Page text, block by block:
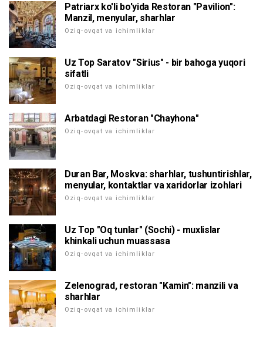
Patriarx ko'li bo'yida Restoran "Pavilion":
Manzil, menyular, sharhlar
Oziq-ovqat va ichimliklar
Uz Top Saratov "Sirius" - bir bahoga yuqori
sifatli
Oziq-ovqat va ichimliklar
Arbatdagi Restoran "Chayhona"
Oziq-ovqat va ichimliklar
Duran Bar, Moskva: sharhlar, tushuntirishlar,
menyular, kontaktlar va xaridorlar izohlari
Oziq-ovqat va ichimliklar
Uz Top "Oq tunlar" (Sochi) - muxlislar
khinkali uchun muassasa
Oziq-ovqat va ichimliklar
Zelenograd, restoran "Kamin": manzili va
sharhlar
Oziq-ovqat va ichimliklar